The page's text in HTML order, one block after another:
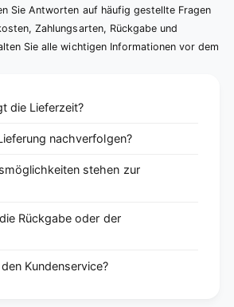
Sie Antworten auf häufig gestellte Fragen
Zahlungsarten, Rückgabe und
Sie alle wichtigen Informationen vor dem
die Lieferzeit?
nachverfolgen?
stehen zur
Rückgabe oder der
Kundenservice?